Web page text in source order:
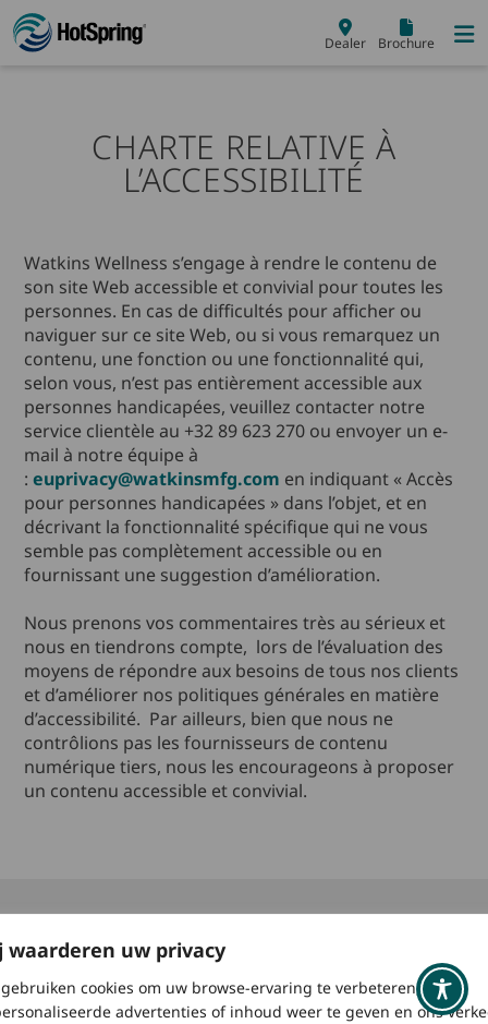
waarderen uw privacy
cookies om uw browse-ervaring te verbeteren,
advertenties of inhoud weer te geven en ons
Skip to main content
Dealer Brochure
CHARTE RELATIVE À
L’ACCESSIBILITÉ
Watkins Wellness s’engage à rendre le contenu de
son site Web accessible et convivial pour toutes les
personnes. En cas de difficultés pour afficher ou
naviguer sur ce site Web, ou si vous remarquez un
contenu, une fonction ou une fonctionnalité qui,
selon vous, n’est pas entièrement accessible aux
personnes handicapées, veuillez contacter notre
service clientèle au +32 89 623 270 ou envoyer un e-
mail à notre équipe à
: euprivacy@watkinsmfg.com en indiquant « Accès
pour personnes handicapées » dans l’objet, et en
décrivant la fonctionnalité spécifique qui ne vous
semble pas complètement accessible ou en
fournissant une suggestion d’amélioration.
Nous prenons vos commentaires très au sérieux et
nous en tiendrons compte, lors de l’évaluation des
moyens de répondre aux besoins de tous nos clients
et d’améliorer nos politiques générales en matière
d’accessibilité. Par ailleurs, bien que nous ne
contrôlions pas les fournisseurs de contenu
numérique tiers, nous les encourageons à proposer
un contenu accessible et convivial.
Obtenir un devis personnalisé
Trouver un revendeur